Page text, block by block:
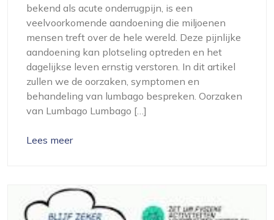
bekend als acute onderrugpijn, is een
veelvoorkomende aandoening die miljoenen
mensen treft over de hele wereld. Deze pijnlijke
aandoening kan plotseling optreden en het
dagelijkse leven ernstig verstoren. In dit artikel
zullen we de oorzaken, symptomen en
behandeling van lumbago bespreken. Oorzaken
van Lumbago Lumbago […]
Lees meer